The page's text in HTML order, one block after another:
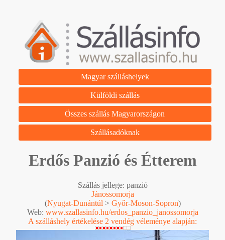
Magyar szálláshelyek
Külföldi szállás
Összes szállás Magyarországon
Szállásadóknak
Erdős Panzió és Étterem
Szállás jellege: panzió
Jánossomorja
(Nyugat-Dunántúl > Győr-Moson-Sopron)
Web: www.szallasinfo.hu/erdos_panzio_janossomorja
A szálláshely értékelése 2 vendég véleménye alapján: